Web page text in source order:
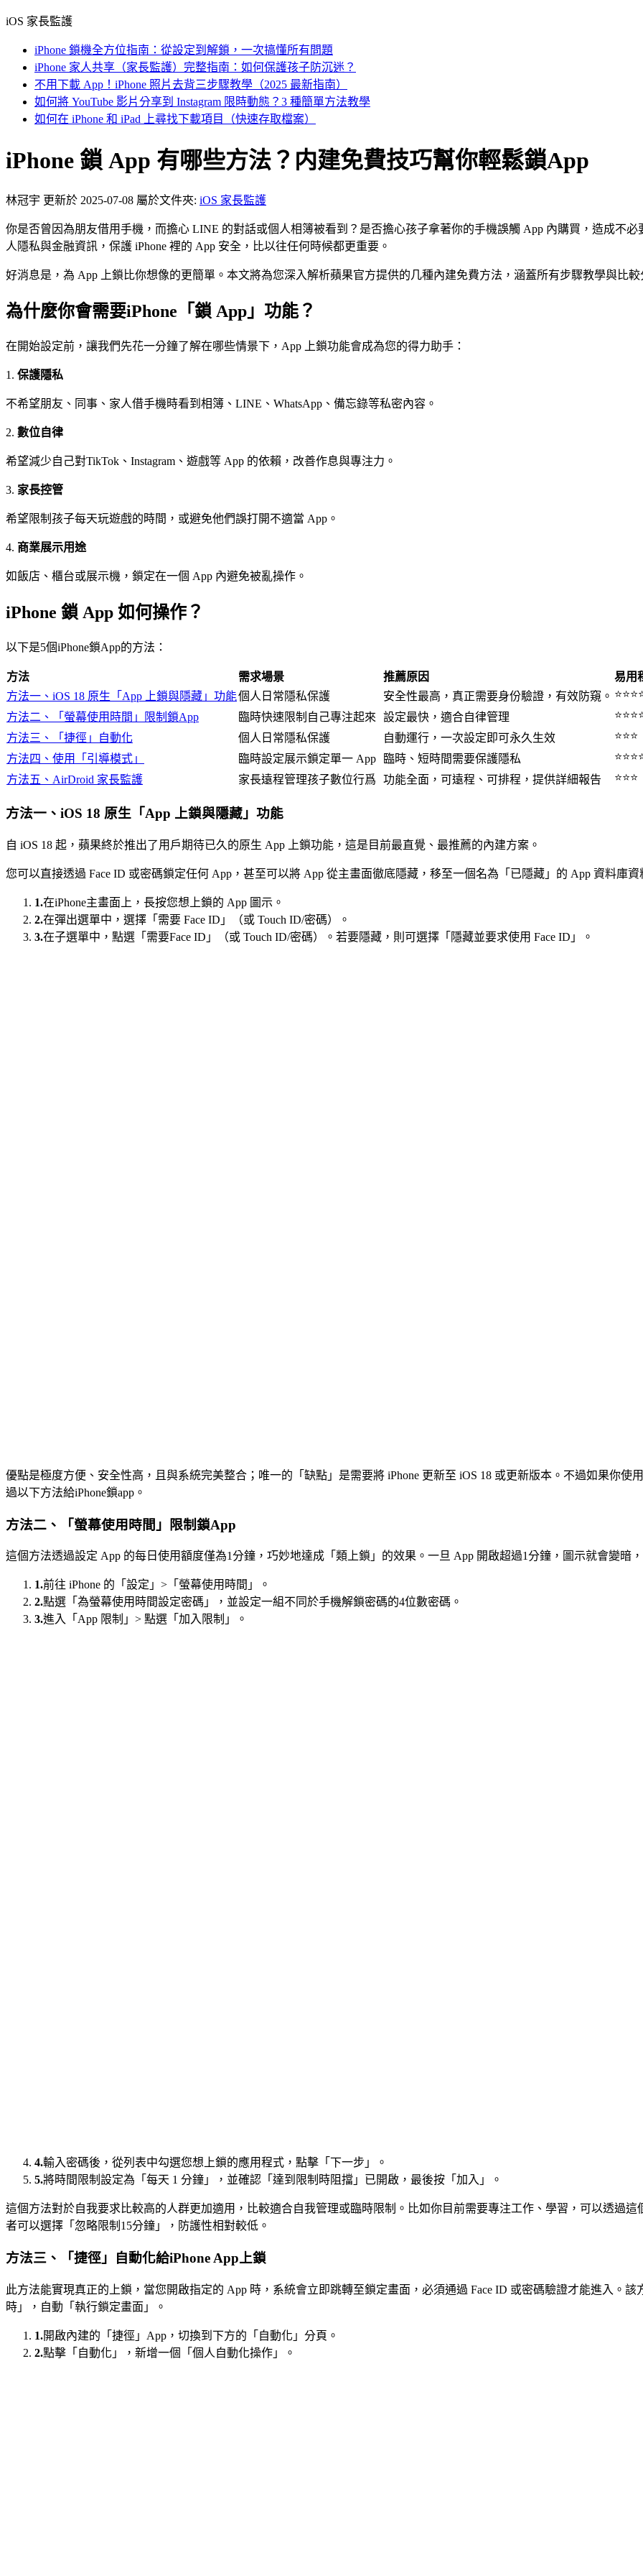
iOS 家長監護
iPhone 鎖機全方位指南：從設定到解鎖，一次搞懂所有問題
iPhone 家人共享（家長監護）完整指南：如何保護孩子防沉迷？
不用下載 App！iPhone 照片去背三步驟教學（2025 最新指南）
如何將 YouTube 影片分享到 Instagram 限時動態？3 種簡單方法教學
如何在 iPhone 和 iPad 上尋找下載項目（快速存取檔案）
iPhone 鎖 App 有哪些方法？内建免費技巧幫你輕鬆鎖App
林冠宇 更新於 2025-07-08 屬於文件夾: iOS 家長監護
你是否曾因為朋友借用手機，而擔心 LINE 的對話或個人相簿被看到？是否擔心孩子拿著你的手機誤觸 App 內購買，造成不
人隱私與金融資訊，保護 iPhone 裡的 App 安全，比以往任何時候都更重要。
好消息是，為 App 上鎖比你想像的更簡單。本文將為您深入解析蘋果官方提供的几種內建免費方法，涵蓋所有步驟教學與比
為什麼你會需要iPhone「鎖 App」功能？
在開始設定前，讓我們先花一分鐘了解在哪些情景下，App 上鎖功能會成為您的得力助手：
1. 保護隱私
不希望朋友、同事、家人借手機時看到相簿、LINE、WhatsApp、備忘錄等私密內容。
2. 數位自律
希望減少自己對TikTok、Instagram、遊戲等 App 的依賴，改善作息與專注力。
3. 家長控管
希望限制孩子每天玩遊戲的時間，或避免他們誤打開不適當 App。
4. 商業展示用途
如飯店、櫃台或展示機，鎖定在一個 App 內避免被亂操作。
iPhone 鎖 App 如何操作？
以下是5個iPhone鎖App的方法：
方法 需求場景 推薦原因
易用
方法一、iOS 18 原生「App 上鎖與隱藏」功能個人日常隱私保護 安全性最高，真正需要身份驗證，有效防窺。
方法二、「螢幕使用時間」限制鎖App
臨時快速限制自己專注起來 設定最快，適合自律管理
方法三、「捷徑」自動化
個人日常隱私保護 自動運行，一次設定即可永久生效
⭐⭐⭐
方法四、使用「引導模式」
臨時設定展示鎖定單一 App 臨時、短時間需要保護隱私
方法五、AirDroid 家長監護
家長遠程管理孩子數位行爲 功能全面，可遠程、可排程，提供詳細報告 ⭐⭐⭐
方法一、iOS 18 原生「App 上鎖與隱藏」功能
自 iOS 18 起，蘋果終於推出了用戶期待已久的原生 App 上鎖功能，這是目前最直覺、最推薦的內建方案。
您可以直接透過 Face ID 或密碼鎖定任何 App，甚至可以將 App 從主畫面徹底隱藏，移至一個名為「已隱藏」的 App 資料庫資
1.在iPhone主畫面上，長按您想上鎖的 App 圖示。
2.在彈出選單中，選擇「需要 Face ID」（或 Touch ID/密碼）。
3.在子選單中，點選「需要Face ID」（或 Touch ID/密碼）。若要隱藏，則可選擇「隱藏並要求使用 Face ID」。
優點是極度方便、安全性高，且與系統完美整合；唯一的「缺點」是需要將 iPhone 更新至 iOS 18 或更新版本。不過如果你使
過以下方法給iPhone鎖app。
方法二、「螢幕使用時間」限制鎖App
這個方法透過設定 App 的每日使用額度僅為1分鐘，巧妙地達成「類上鎖」的效果。一旦 App 開啟超過1分鐘，圖示就會變暗
1.前往 iPhone 的「設定」>「螢幕使用時間」。
2.點選「為螢幕使用時間設定密碼」，並設定一組不同於手機解鎖密碼的4位數密碼。
3.進入「App 限制」> 點選「加入限制」。
4.輸入密碼後，從列表中勾選您想上鎖的應用程式，點擊「下一步」。
5.將時間限制設定為「每天 1 分鐘」，並確認「達到限制時阻擋」已開啟，最後按「加入」。
這個方法對於自我要求比較高的人群更加適用，比較適合自我管理或臨時限制。比如你目前需要專注工作、學習，可以透過
者可以選擇「忽略限制15分鐘」，防護性相對較低。
方法三、「捷徑」自動化給iPhone App上鎖
此方法能實現真正的上鎖，當您開啟指定的 App 時，系統會立即跳轉至鎖定畫面，必須通過 Face ID 或密碼驗證才能進入。
時」，自動「執行鎖定畫面」。
1.開啟內建的「捷徑」App，切換到下方的「自動化」分頁。
2.點擊「自動化」，新增一個「個人自動化操作」。